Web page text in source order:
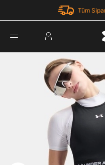
Tüm
E-posta Adresi *
Şifremi Unuttum
Parola
E-posta adresi
Giriş